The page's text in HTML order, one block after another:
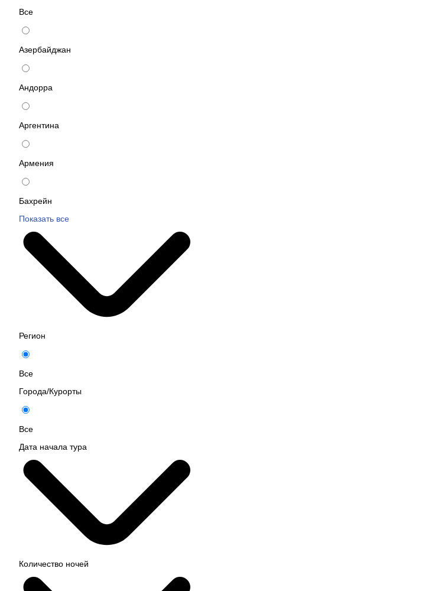
Все
Азербайджан
Андорра
Аргентина
Армения
Бахрейн
Показать все
Регион
Все
Города/Курорты
Все
Дата начала тура
Количество ночей